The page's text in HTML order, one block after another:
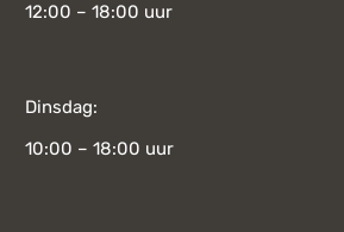
12:00 – 18:00 uur
Dinsdag:
10:00 – 18:00 uur